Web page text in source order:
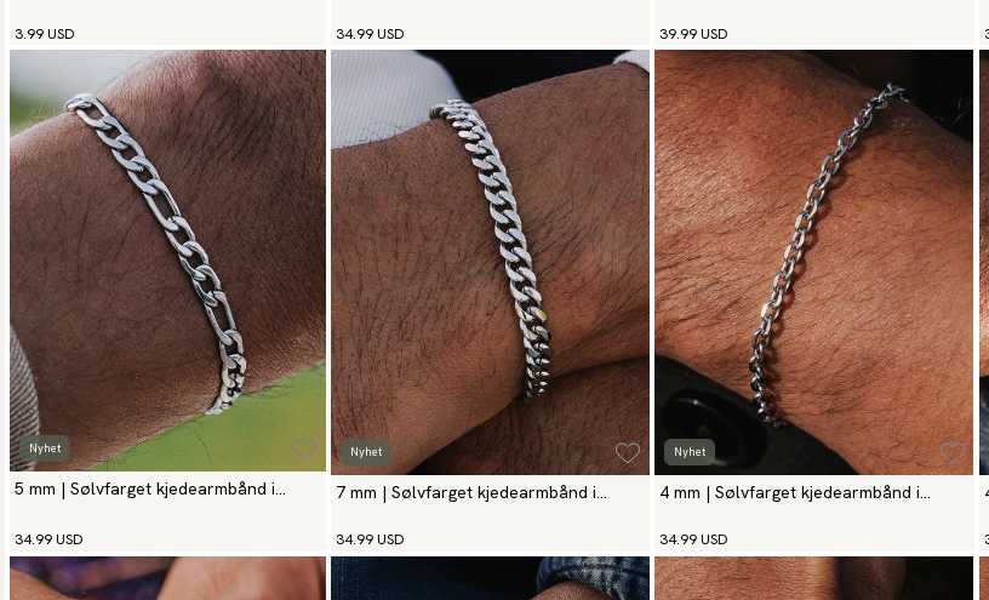
3.99 USD 34.99 USD 39.99 USD
Nyhet
5 mm | Sølvfarget kjedearmbånd i
34.99 USD
Nyhet
7 mm | Sølvfarget kjedearmbånd i
34.99 USD
Nyhet
4 mm | Sølvfarget kjedearmbånd i
34.99 USD